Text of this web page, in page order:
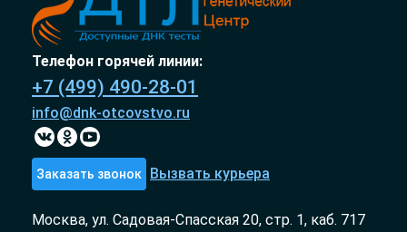
Телефон горячей линии:
+7 (499) 490-28-01
info@dnk-otcovstvo.ru
Заказать звонок Вызвать курьера
Москва, ул. Садовая-Спасская 20, стр. 1, каб. 717